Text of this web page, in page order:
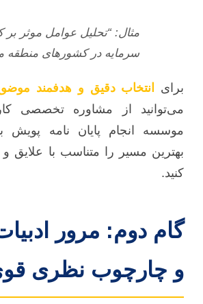
مثال: “تحلیل عوامل موثر بر
سرمایه در کشورهای منطقه
برای انتخاب دقیق و هدفمند
می‌توانید از مشاوره تخصصی
موسسه انجام پایان نامه پویش
بهترین مسیر را متناسب با علایق
کنید.
گام دوم: مرور
و چارچوب نظری